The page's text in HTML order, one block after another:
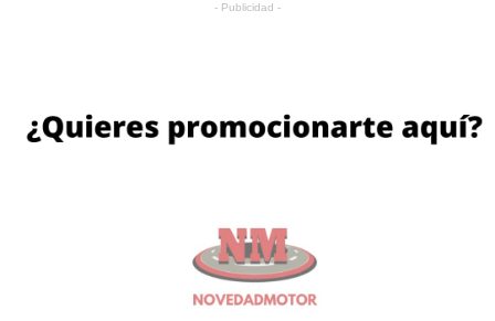
- Publicidad -